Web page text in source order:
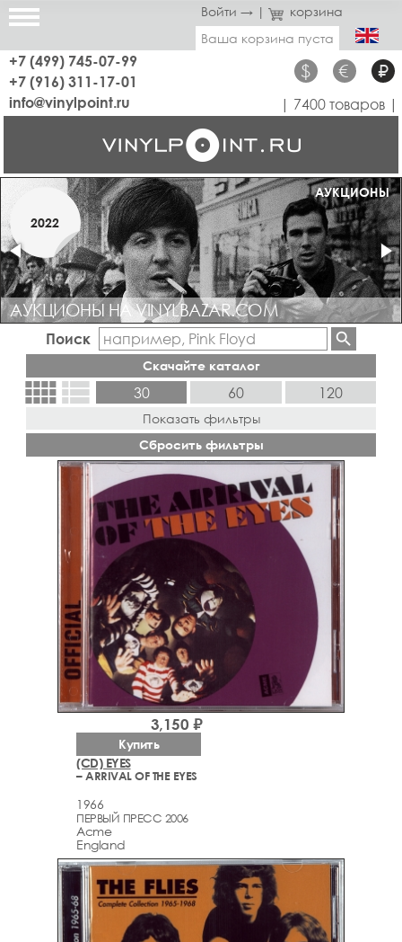
Войти → |
корзина
Ваша корзина пуста
+7 (499) 745-07-99
+7 (916) 311-17-01
$ € ₽
info@vinylpoint.ru | 7400 товаров |
МАГАЗИН ОТКРЫТ
МАРТ
2019
АУКЦИОНЫ
2022
АУКЦИОНЫ НА VINYLBAZAR.COM
Поиск
Скачайте каталог
view_comfyview_list 30 60 120
Показать фильтры
Сбросить фильтры
(CD) EYES
– ARRIVAL OF THE EYES
1966
ПЕРВЫЙ ПРЕСС 2006
Acme
England
3,150 ₽
Купить